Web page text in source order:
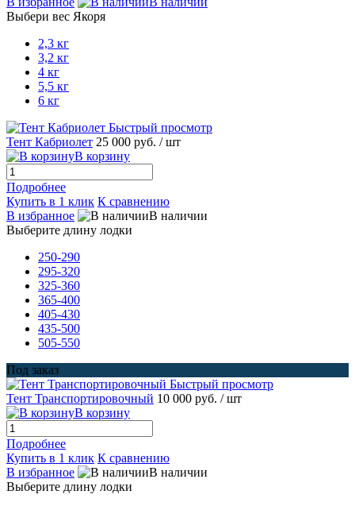
Выбери вес Якоря
2,3 кг
3,2 кг
4 кг
5,5 кг
6 кг
Быстрый просмотр
Тент Кабриолет 25 000 руб. / шт
В корзину
Подробнее
Купить в 1 клик К сравнению
В избранное
В наличии
Выберите длину лодки
250-290
295-320
325-360
365-400
405-430
435-500
505-550
Под заказ
Быстрый просмотр
Тент Транспортировочный 10 000 руб. / шт
В корзину
Подробнее
Купить в 1 клик К сравнению
В избранное
В наличии
Выберите длину лодки